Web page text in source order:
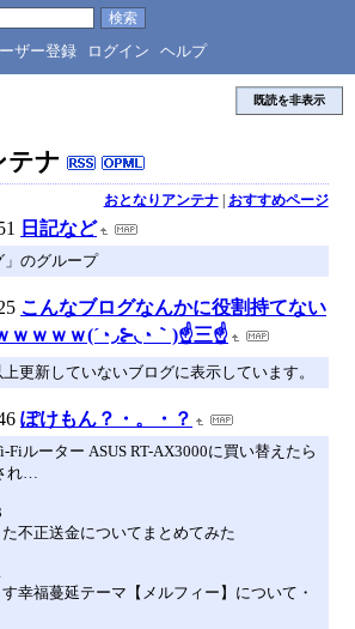
ザー登録 ログイン ヘルプ
既読を非表示
テナ
おとなりアンテナ| おすすめページ
日記など
」のグループ
こんなブログなんかに役割持てない
ｗｗｗｗ(´◔◞⊱◟◔｀)☝三☝
更新していないブログに表示しています。
ぽけもん？・。・？
Fiルーター ASUS RT-AX3000に買い替えたら
れ…
不正送金についてまとめてみた
幸福蔓延テーマ【メルフィー】について・